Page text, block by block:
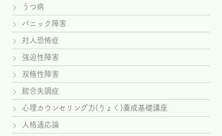
うつ病
パニック障害
対人恐怖症
強迫性障害
双極性障害
統合失調症
心理カウンセリング力(りょく)養成基礎講座
人格適応論